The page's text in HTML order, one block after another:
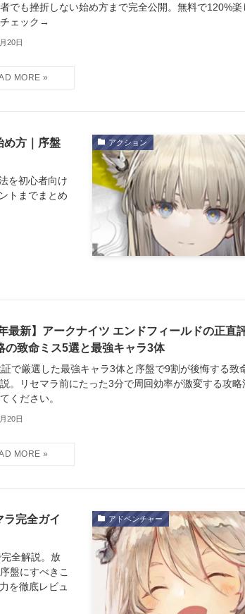
でも挫折しない始め方まで完全公開。無料で120%楽
ェック→
20日
アクション
め方｜序盤
を初心者向け
トまでまとめ
最新】アークナイツ エンドフィールドの正直
の致命ミス5選と最強キャラ3体
で厳選した最強キャラ3体と序盤で9割が後悔する致
。リセマラ前にたった3分で周回効率が激変する攻略
ください。
20日
アドベンチャー
ラ完全ガイ
全解説。放
盤にすべきこ
を徹底レビュ